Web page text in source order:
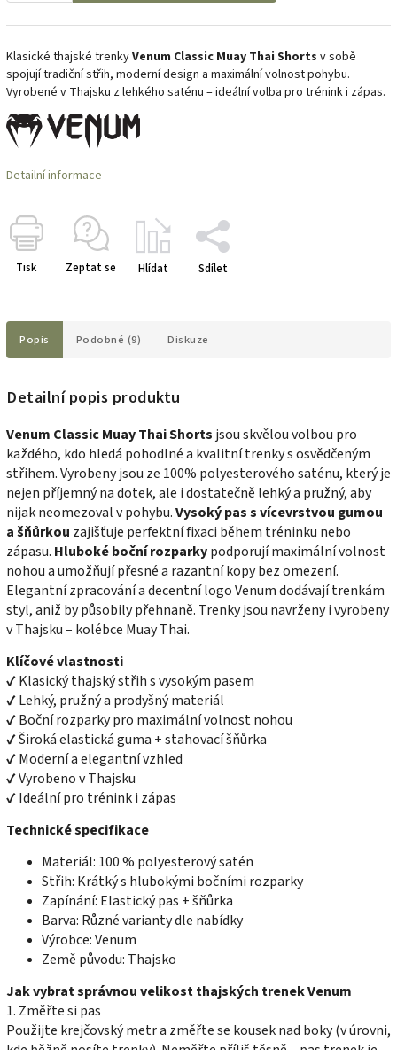
Klasické thajské trenkyVenum Classic Muay Thai Shorts v sobě
spojují tradiční střih, moderní design a maximální volnost pohybu.
Vyrobené v Thajsku z lehkého saténu – ideální volba pro trénink i zápas.
Detailní informace
Tisk Zeptat se Hlídat Sdílet
Popis Podobné (9) Diskuze
Detailní popis produktu
Venum Classic Muay Thai Shorts jsou skvělou volbou pro
každého, kdo hledá pohodlné a kvalitní trenky s osvědčeným
střihem. Vyrobeny jsou ze 100% polyesterového saténu, který je
nejen příjemný na dotek, ale i dostatečně lehký a pružný, aby
nijak neomezoval v pohybu.Vysoký pas s vícevrstvou gumou
a šňůrkou zajišťuje perfektní fixaci během tréninku nebo
zápasu. Hluboké boční rozparkypodporují maximální volnost
nohou a umožňují přesné a razantní kopy bez omezení.
Elegantní zpracování a decentní logo Venum dodávají trenkám
styl, aniž by působily přehnaně. Trenky jsou navrženy i vyrobeny
v Thajsku – kolébce Muay Thai.
Klíčové vlastnosti
✔ Klasický thajský střih s vysokým pasem
✔ Lehký, pružný a prodyšný materiál
✔ Boční rozparky pro maximální volnost nohou
✔ Široká elastická guma + stahovací šňůrka
✔ Moderní a elegantní vzhled
✔ Vyrobeno v Thajsku
✔ Ideální pro trénink i zápas
Technické specifikace
Materiál: 100 % polyesterový satén
Střih: Krátký s hlubokými bočními rozparky
Zapínání: Elastický pas + šňůrka
Barva: Různé varianty dle nabídky
Výrobce: Venum
Země původu: Thajsko
Jak vybrat správnou velikost thajských trenek Venum
1. Změřte si pas
Použijte krejčovský metr a změřte se kousek nad boky (v úrovni,